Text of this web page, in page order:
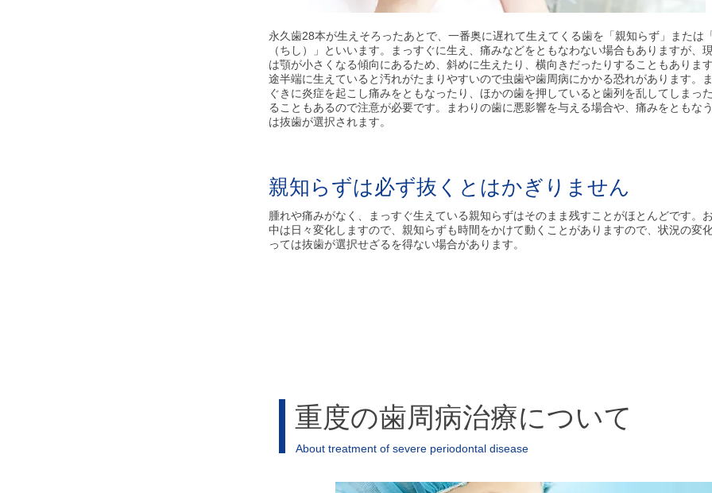
永久歯28本が生えそろったあとで、一番奥に遅れて生えてくる歯を「親知らず」または
（ちし）」といいます。まっすぐに生え、痛みなどをともなわない場合もありますが、
は顎が小さくなる傾向にあるため、斜めに生えたり、横向きだったりすることもありま
途半端に生えていると汚れがたまりやすいので虫歯や歯周病にかかる恐れがあります。
ぐきに炎症を起こし痛みをともなったり、ほかの歯を押していると歯列を乱してしまっ
ることもあるので注意が必要です。まわりの歯に悪影響を与える場合や、痛みをともな
は抜歯が選択されます。
親知らずは必ず抜くとはかぎりません
腫れや痛みがなく、まっすぐ生えている親知らずはそのまま残すことがほとんどです。
中は日々変化しますので、親知らずも時間をかけて動くことがありますので、状況の変
っては抜歯が選択せざるを得ない場合があります。
重度の歯周病治療について
About treatment of severe periodontal disease